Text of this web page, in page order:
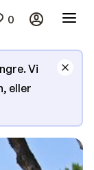
0
Vi
eller